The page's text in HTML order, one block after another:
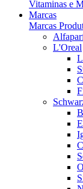
Vitaminas e
Marcas
Marcas
L'Oreal